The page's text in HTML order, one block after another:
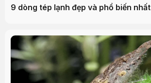
9 dòng tép lạnh đẹp và phổ biến nhất